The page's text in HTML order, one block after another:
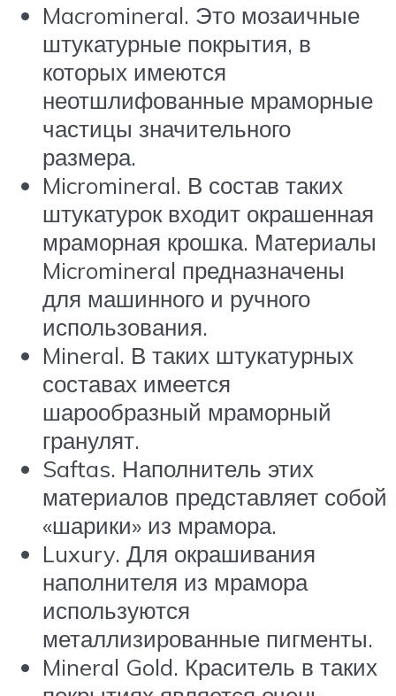
Macromineral. Это мозаичные
штукатурные покрытия, в
которых имеются
неотшлифованные мраморные
частицы значительного
размера.
Micromineral. В состав таких
штукатурок входит окрашенная
мраморная крошка. Материалы
Micromineral предназначены
для машинного и ручного
использования.
Mineral. В таких штукатурных
составах имеется
шарообразный мраморный
гранулят.
Saftas. Наполнитель этих
материалов представляет собой
«шарики» из мрамора.
Luxury. Для окрашивания
наполнителя из мрамора
используются
металлизированные пигменты.
Mineral Gold. Краситель в таких